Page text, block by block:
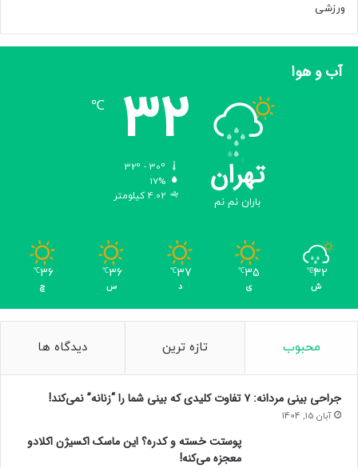
ورزشی
آب و هوا
تهران
باران نم نم
32
℃
17%
4.02 کیلومتر
32
℃
ش
35
℃
ی
37
℃
د
36
℃
س
36
℃
چ
محبوب تازه ترین دیدگاه ها
جراحی بینی مردانه: ۷ تفاوت کلیدی که بینی شما را “زنانه” نمی‌کند!
آبان 15, 1404
پوستت خسته و کدره؟ این ماسک اکسیژن اکلادو
معجزه می‌کنه!